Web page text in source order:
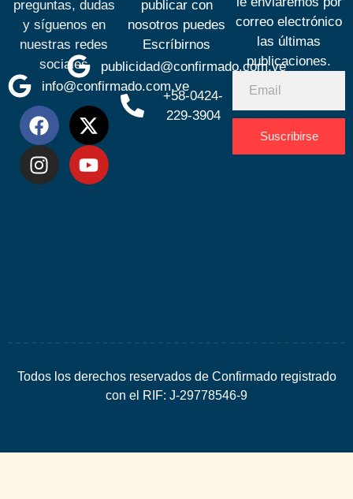
preguntas, dudas
y síguenos en
nuestras redes
sociales
info@confirmado.com.ve
publicar con
nosotros puedes
Escríbirnos
publicidad@confirmado.com.ve
+58-0424-
229-3904
correo electrónico
las últimas
publicaciones.
Suscribirse
Todos los derechos reservados de Confirmado registrado
con el RIF: J-29778546-9